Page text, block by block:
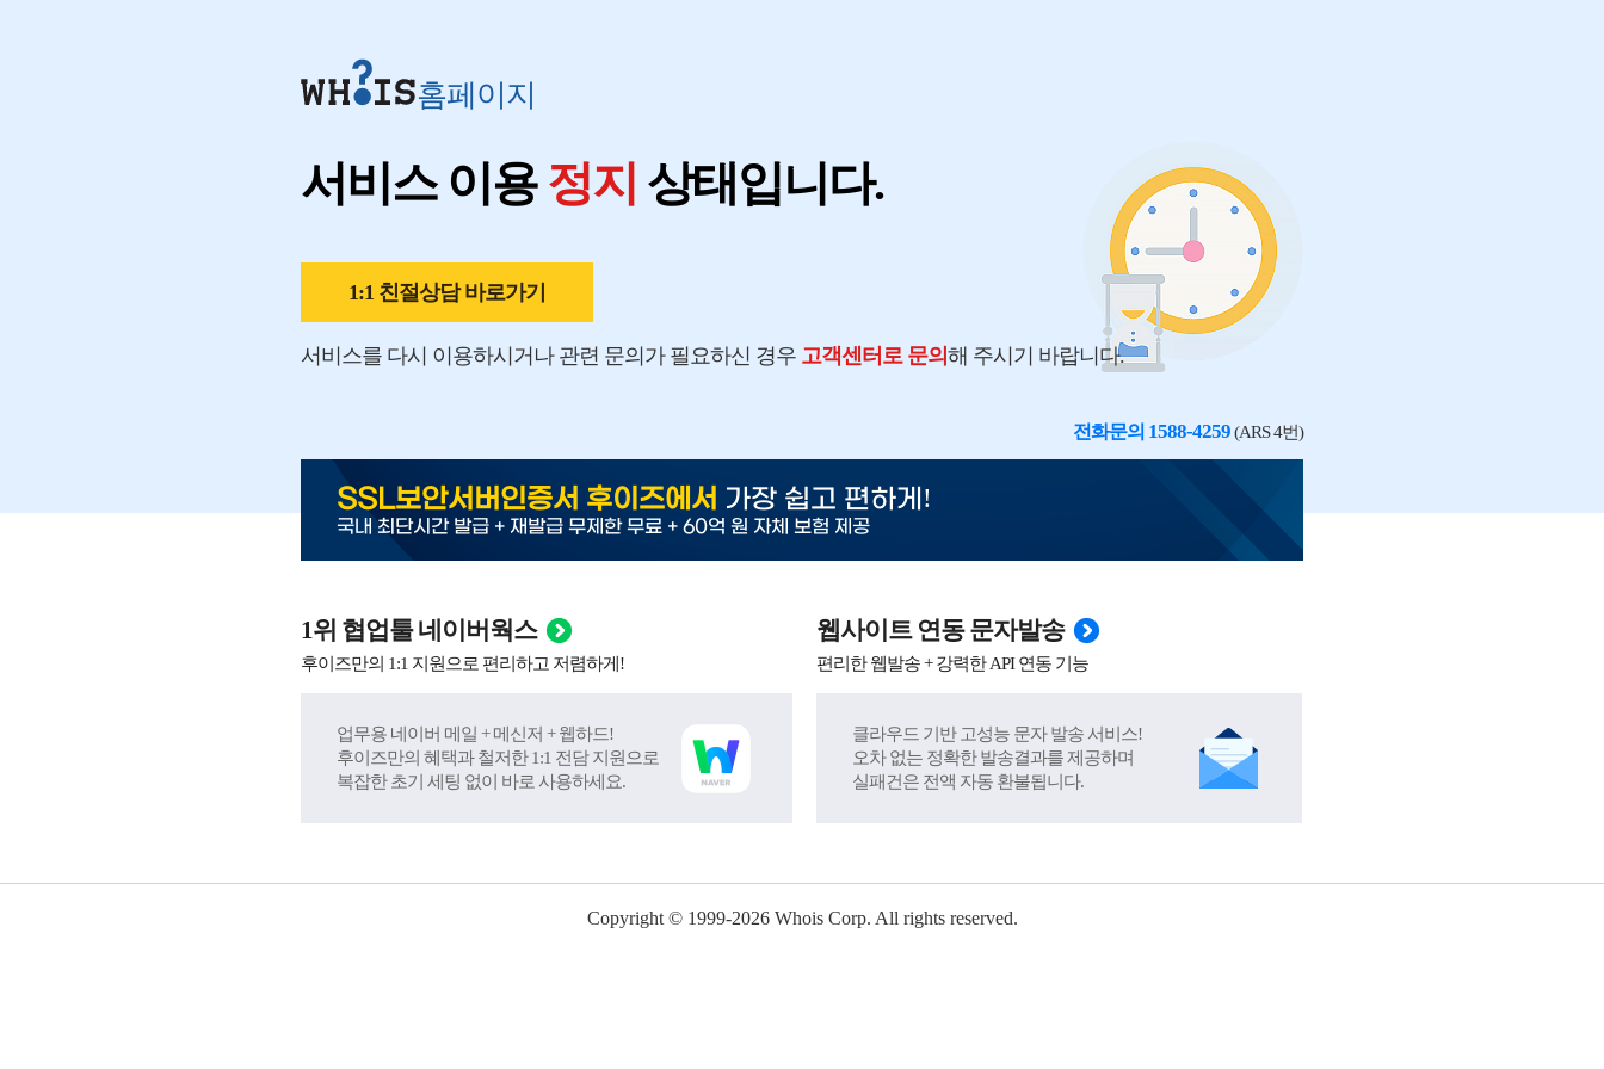
홈페이지
서비스 이용 정지 상태입니다.
1:1 친절상담 바로가기
서비스를 다시 이용하시거나 관련 문의가 필요하신 경우 고객센터로 문의해 주시기 바랍니다.
전화문의 1588-4259(ARS 4번)
SSL보안서버인증서 후이즈에서 가장 쉽고 편하게 !
국내 최단시간 발급 + 재발급 무제한 무료 + 60억 원 자체 보험 제공
1위 협업툴 네이버웍스
후이즈만의 1:1 지원으로 편리하고 저렴하게!
업무용 네이버 메일 + 메신저 + 웹하드!
후이즈만의 혜택과 철저한 1:1 전담 지원으로
복잡한 초기 세팅 없이 바로 사용하세요.
웹사이트 연동 문자발송
편리한 웹발송 + 강력한 API 연동 기능
클라우드 기반 고성능 문자 발송 서비스!
오차 없는 정확한 발송결과를 제공하며
실패건은 전액 자동 환불됩니다.
Copyright © 1999-2026Whois Corp. All rights reserved.